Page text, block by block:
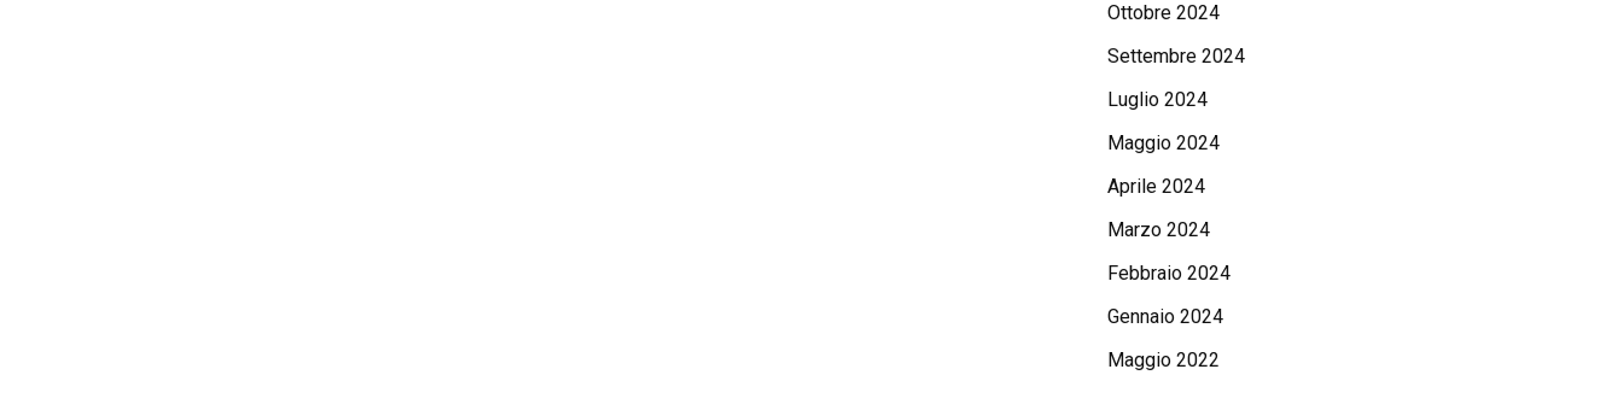
Ottobre 2024
Settembre 2024
Luglio 2024
Maggio 2024
Aprile 2024
Marzo 2024
Febbraio 2024
Gennaio 2024
Maggio 2022